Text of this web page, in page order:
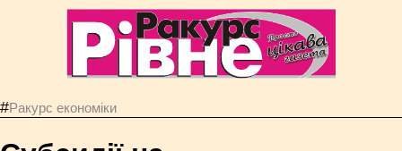
#Ракурс економiки